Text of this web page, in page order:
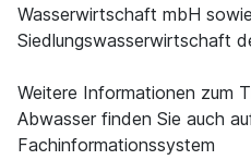
Wasserwirtschaft mbH
Siedlungswasserwirtschaft
Weitere Informationen zum
Abwasser finden Sie auch
Fachinformationssystem